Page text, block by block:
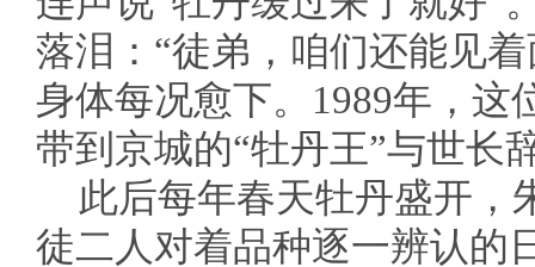
落泪：“徒弟，咱们还能见
身体每况愈下。1989年，这
带到京城的“牡丹王”与世长
此后每年春天牡丹盛开，
徒二人对着品种逐一辨认的